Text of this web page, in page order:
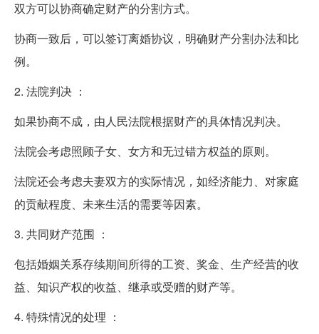
双方可以协商确定财产的分割方式。
协商一致后，可以签订离婚协议，明确财产分割办法和比
例。
2. 法院判决 ：
如果协商不成，由人民法院根据财产的具体情况判决。
法院会考虑照顾子女、女方和无过错方权益的原则。
法院还会考虑夫妻双方的实际情况，如经济能力、对家庭
的贡献程度、未来生活的需要等因素。
3. 共同财产范围 ：
包括婚姻关系存续期间所得的工资、奖金、生产经营的收
益、知识产权的收益、继承或受赠的财产等。
4. 特殊情况的处理 ：